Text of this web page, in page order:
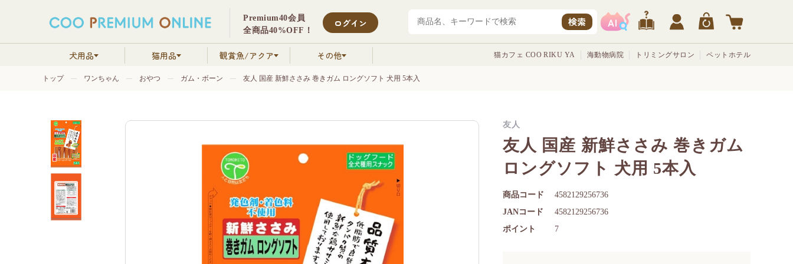
Premium40会員
全商品40%OFF！
ログイン 検索
犬用品 猫用品 観賞魚/アクア その他 猫カフェ COO RIKU YA 海動物病院 トリミングサロン ペットホテル
トップ ワンちゃん おやつ ガム・ボーン 友人 国産 新鮮ささみ 巻きガム ロングソフト 犬用 5本入
友人 国産 新鮮ささみ 巻きガム
ロングソフト 犬用 5本入
商品コード 4582129256736
ポイント 7
JANコード 4582129256736
友人